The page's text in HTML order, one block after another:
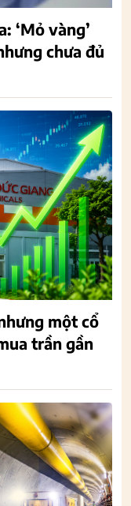
‘Mỏ vàng’
chưa đủ
một cổ
trần gần